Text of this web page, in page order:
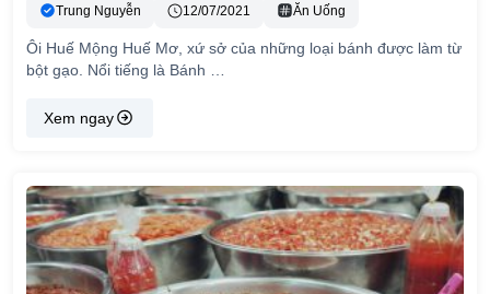
Trung Nguyễn 12/07/2021 Ăn Uống
Ôi Huế Mộng Huế Mơ, xứ sở của những loại bánh được làm từ
bột gạo. Nổi tiếng là Bánh …
Xem ngay